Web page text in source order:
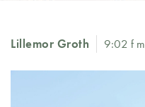
Lillemor Groth 9:02 f m